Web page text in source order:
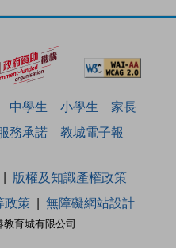
中學生 小學生
家長
務承諾 教城電子報
育城有限公司
版權及知識產權政策
政策 無障礙網站設計